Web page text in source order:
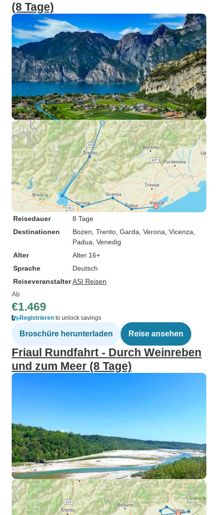
(8 Tage)
Reisedauer
8 Tage
Destinationen
Bozen , Trento , Garda , Verona , Vicenza
Padua , Venedig
Alter
Alter 16+
Sprache
Deutsch
ReiseveranstalterASI Reisen
Ab
€1.469
Registrieren to unlock savings
Broschüre herunterladen Reise ansehen
Friaul Rundfahrt - Durch Weinreben
und zum Meer (8 Tage)